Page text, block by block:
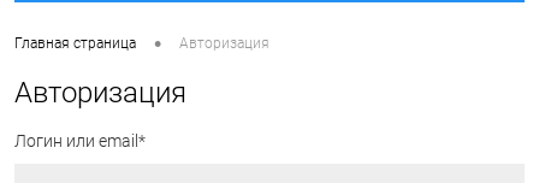
Главная страница • Авторизация
Авторизация
Логин или email*